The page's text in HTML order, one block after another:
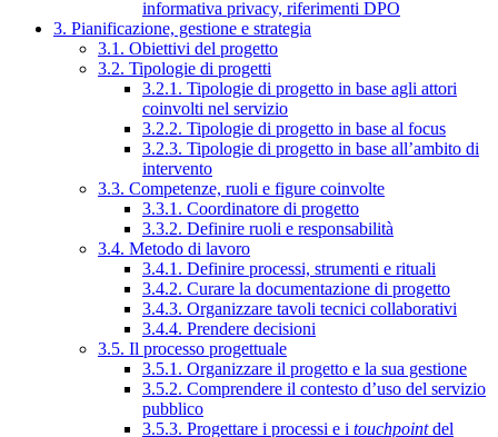
informativa privacy, riferimenti DPO
3. Pianificazione, gestione e strategia
3.1. Obiettivi del progetto
3.2. Tipologie di progetti
3.2.1. Tipologie di progetto in base agli attori
coinvolti nel servizio
3.2.2. Tipologie di progetto in base al focus
3.2.3. Tipologie di progetto in base all’ambito di
intervento
3.3. Competenze, ruoli e figure coinvolte
3.3.1. Coordinatore di progetto
3.3.2. Definire ruoli e responsabilità
3.4. Metodo di lavoro
3.4.1. Definire processi, strumenti e rituali
3.4.2. Curare la documentazione di progetto
3.4.3. Organizzare tavoli tecnici collaborativi
3.4.4. Prendere decisioni
3.5. Il processo progettuale
3.5.1. Organizzare il progetto e la sua gestione
3.5.2. Comprendere il contesto d’uso del servizio
pubblico
3.5.3. Progettare i processi e i touchpointdel